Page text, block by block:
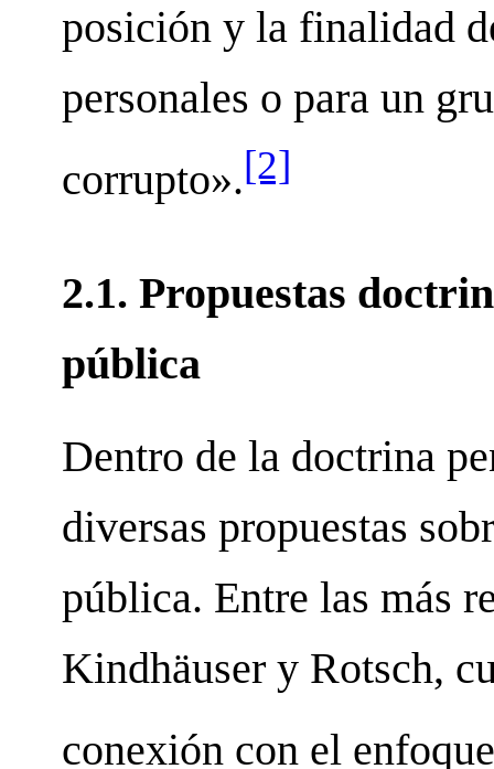
posición y la finalidad
personales o para un
corrupto».[2]
2.1. Propuestas
pública
Dentro de la doctrina
diversas propuestas
pública. Entre las más
Kindhäuser y Rotsch,
conexión con el